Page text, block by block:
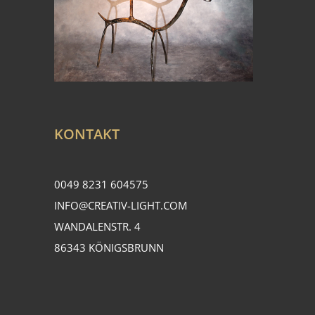
KONTAKT
0049 8231 604575
INFO@CREATIV-LIGHT.COM
WANDALENSTR. 4
86343 KÖNIGSBRUNN